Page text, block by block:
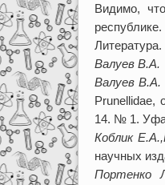
Видимо,
республике.
Литература.
Валуев В.А.
Валуев В.А.
Prunellidae,
14. № 1.
Коблик
научных
Портенко